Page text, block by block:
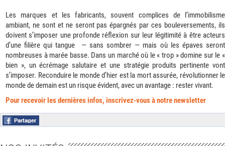
Les marques et les fabricants, souvent complices de l’immobilisme
ambiant, ne sont et ne seront pas épargnés par ces bouleversements, ils
doivent s’imposer une profonde réflexion sur leur légitimité à être acteurs
d’une filière qui tangue — sans sombrer — mais où les épaves seront
nombreuses à marée basse. Dans un marché où le « trop » domine sur le «
bien », un écrémage salutaire et une stratégie produits pertinente vont
s’imposer. Reconduire le monde d’hier est la mort assurée, révolutionner le
monde de demain est un risque évident, avec un avantage : rester vivant.
Pour recevoir les dernières infos, inscrivez-vous à notre newsletter